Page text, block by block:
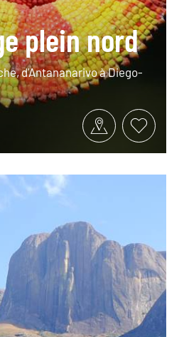
plein nord
d'Antananarivo à Diego-